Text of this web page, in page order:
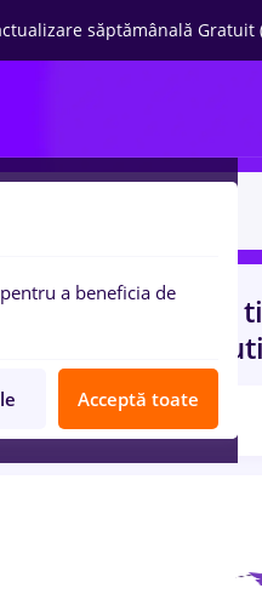
săptămânală Gratuit
psihologie, Full
/
Relevanță
a beneficia de
Acceptă toate